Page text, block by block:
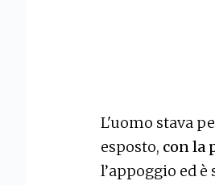
L'uomo stava
esposto, con la
l’appoggio ed